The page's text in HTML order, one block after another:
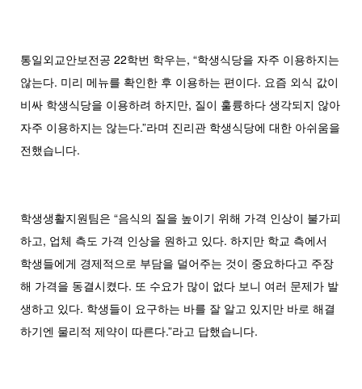
통일외교안보전공 22학번 학우는, “학생식당을 자주 이용하지는
않는다. 미리 메뉴를 확인한 후 이용하는 편이다. 요즘 외식 값이
비싸 학생식당을 이용하려 하지만, 질이 훌륭하다 생각되지 않아
자주 이용하지는 않는다.”라며 진리관 학생식당에 대한 아쉬움을
전했습니다.
학생생활지원팀은 “음식의 질을 높이기 위해 가격 인상이 불가피
하고, 업체 측도 가격 인상을 원하고 있다. 하지만 학교 측에서
학생들에게 경제적으로 부담을 덜어주는 것이 중요하다고 주장
해 가격을 동결시켰다. 또 수요가 많이 없다 보니 여러 문제가 발
생하고 있다. 학생들이 요구하는 바를 잘 알고 있지만 바로 해결
하기엔 물리적 제약이 따른다.”라고 답했습니다.